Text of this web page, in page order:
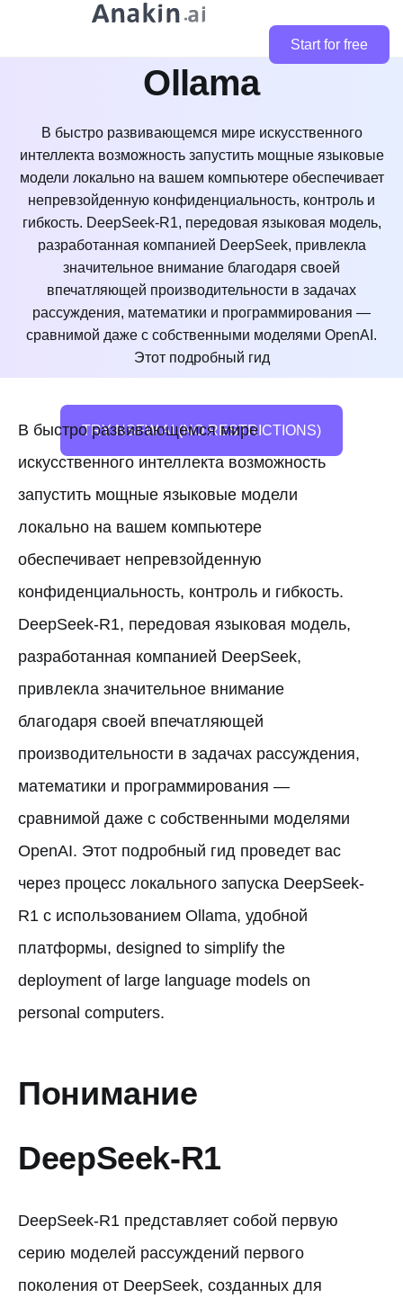
Start for free
Seek локально с
Ollama
В быстро развивающемся мире искусственного
интеллекта возможность запустить мощные языковые
модели локально на вашем компьютере обеспечивает
непревзойденную конфиденциальность, контроль и
гибкость. DeepSeek-R1, передовая языковая модель,
разработанная компанией DeepSeek, привлекла
значительное внимание благодаря своей
впечатляющей производительности в задачах
рассуждения, математики и программирования —
сравнимой даже с собственными моделями OpenAI.
Этот подробный гид
TRY NSFW AI (NO RESTRICTIONS)
В быстро развивающемся мире
искусственного интеллекта возможность
запустить мощные языковые модели
локально на вашем компьютере
обеспечивает непревзойденную
конфиденциальность, контроль и гибкость.
DeepSeek-R1, передовая языковая модель,
разработанная компанией DeepSeek,
привлекла значительное внимание
благодаря своей впечатляющей
производительности в задачах рассуждения,
математики и программирования —
сравнимой даже с собственными моделями
OpenAI. Этот подробный гид проведет вас
через процесс локального запуска DeepSeek-
R1 с использованием Ollama, удобной
платформы, designed to simplify the
deployment of large language models on
personal computers.
Понимание
DeepSeek-R1
DeepSeek-R1 представляет собой первую
серию моделей рассуждений первого
поколения от DeepSeek, созданных для